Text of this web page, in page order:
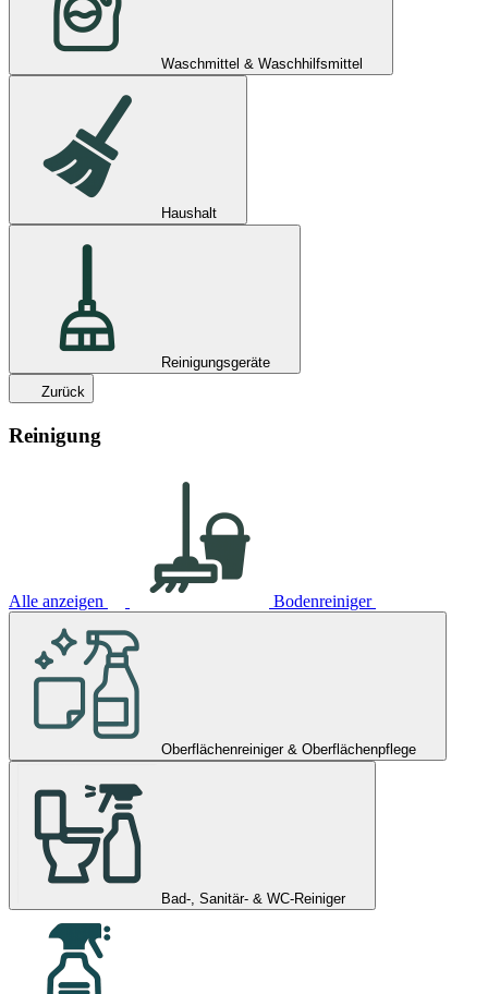
Waschmittel & Waschhilfsmittel
Haushalt
Reinigungsgeräte
Zurück
Reinigung
Alle anzeigen Bodenreiniger
Oberflächenreiniger & Oberflächenpflege
Bad-, Sanitär- & WC-Reiniger